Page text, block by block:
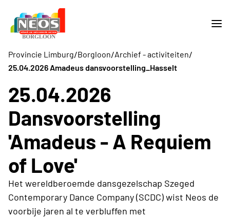
Provincie Limburg/Borgloon/Archief - activiteiten/
25.04.2026 Amadeus dansvoorstelling_Hasselt
25.04.2026
Dansvoorstelling
'Amadeus - A Requiem
of Love'
Het wereldberoemde dansgezelschap Szeged
Contemporary Dance Company (SCDC) wist Neos de
voorbije jaren al te verbluffen met